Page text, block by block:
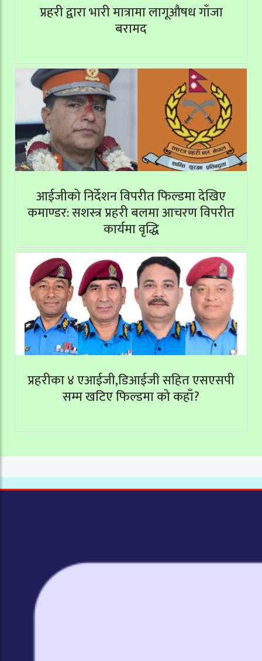
प्रहरी द्वारा भारी मात्रामा लागूऔषध गाँजा
बरामद
आईजीको निर्देशन विपरीत फिल्डमा देखिए
कमाण्डर: सशस्त्र प्रहरी बलमा आचरण विपरीत
कार्यमा वृद्धि
प्रहरीका ४ एआईजी,डिआईजी सहित एसएसपी
सम्म खटिए फिल्डमा को कहाँ?